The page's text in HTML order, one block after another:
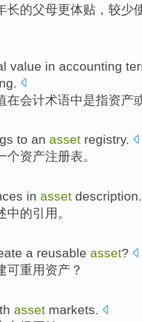
的父母更体贴 ， 较少
value in accounting
在会计术语中是指资产
to an asset registry.
个资产注册表。
in asset description.
中的引用 。
a reusable asset?
可重用资产？
asset markets.